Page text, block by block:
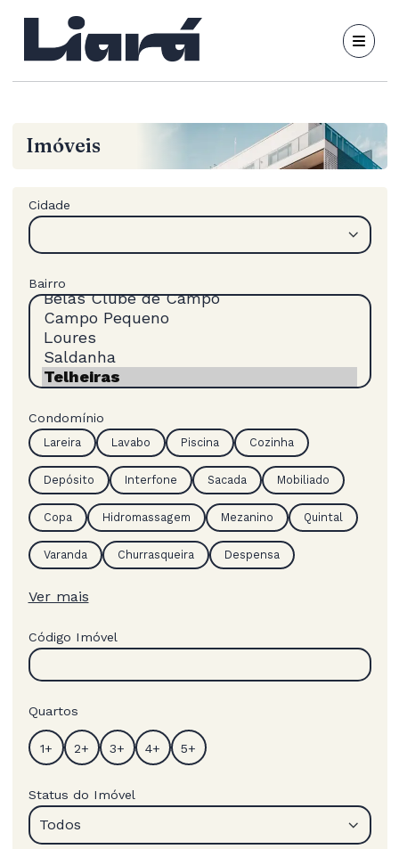
Imóveis
Cidade
Bairro
Condomínio
Lareira Lavabo Piscina Cozinha
Depósito Interfone Sacada Mobiliado
Copa Hidromassagem Mezanino Quintal
Varanda Churrasqueira Despensa
Ver mais
Código Imóvel
Quartos
Status do Imóvel
Todos